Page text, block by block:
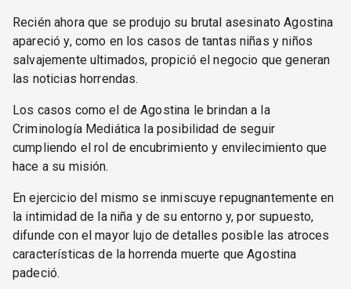
Recién ahora que se produjo su brutal asesinato Agostina
apareció y, como en los casos de tantas niñas y niños
salvajemente ultimados, propició el negocio que generan
las noticias horrendas.
Los casos como el de Agostina le brindan a la
Criminología Mediática la posibilidad de seguir
cumpliendo el rol de encubrimiento y envilecimiento que
hace a su misión.
En ejercicio del mismo se inmiscuye repugnantemente en
la intimidad de la niña y de su entorno y, por supuesto,
difunde con el mayor lujo de detalles posible las atroces
características de la horrenda muerte que Agostina
padeció.